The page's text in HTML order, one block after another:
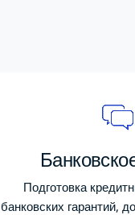
Подготовка
банковских гарантий,